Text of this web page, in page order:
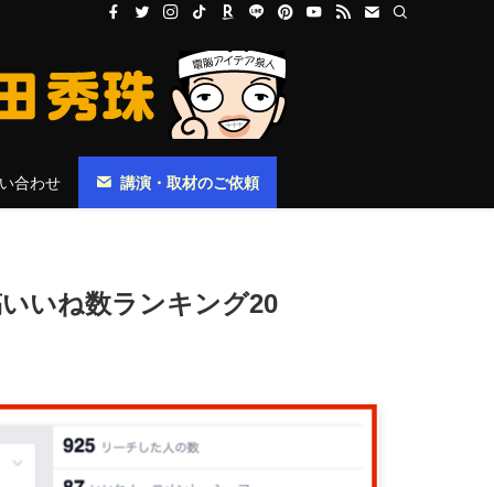
合わせ 講演・取材のご依頼
いね数ランキング20